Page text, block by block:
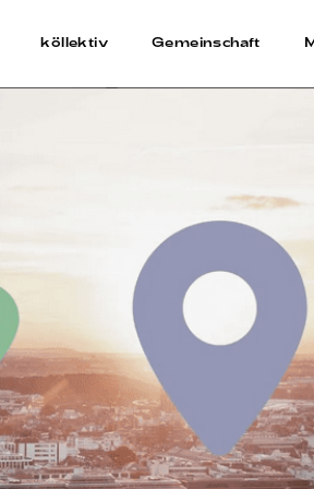
köllektiv Gemeinschaft